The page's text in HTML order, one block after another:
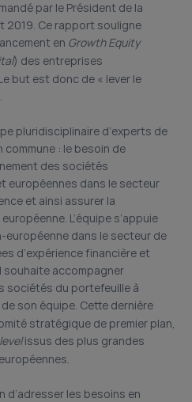
par le Président de la
2019. Ce rapport souligne
en Growth Equity
) des entreprises
but est donc de « lever le
pluridisciplinaire d’experts de
commune : le besoin de
des sociétés
européennes dans le secteur
et ainsi assurer la
L’équipe s’appuie
européenne dans le secteur de
d’expérience financière et
souhaite accompagner
sociétés du portefeuille à
de son équipe. Cette dernière
stratégique de premier plan,
issus des plus grandes
d’adresser les besoins en